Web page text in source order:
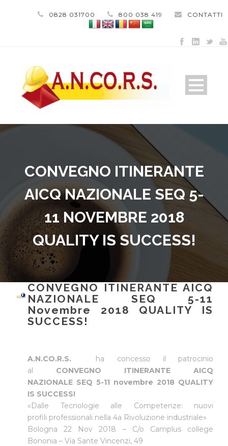
0828 031700 800 038 419 CONTATTI
CONVEGNO ITINERANTE
AICQ NAZIONALE SEQ 5-
11 NOVEMBRE 2018
QUALITY IS SUCCESS!
CONVEGNO ITINERANTE AICQ
NAZIONALE SEQ 5-11
Novembre 2018 QUALITY IS
SUCCESS!
A.N.CO.R.S. ha concesso il patrocinio
al CONVEGNO ITINERANTE AICQ
NAZIONALE SEQ 5-11 novembre 2018 QUALITY
IS SUCCESS!
«Dalle Tecnologie alle Competenze: nuovi
profili professionali nella 4a Rivoluzione industriale»
Bologna 22 Nov 2018 – C/o Camplus college
Bononia – Via Sante Vincenzi, 49